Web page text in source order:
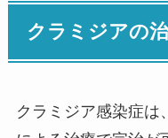
クラミジアの
クラミジア感染症は